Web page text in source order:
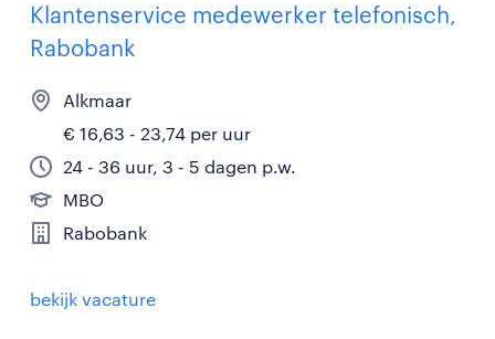
Klantenservice medewerker telefonisch,
Rabobank
Alkmaar
€ 16,63 - 23,74 per uur
24 - 36 uur, 3 - 5 dagen p.w.
MBO
Rabobank
bekijk vacature